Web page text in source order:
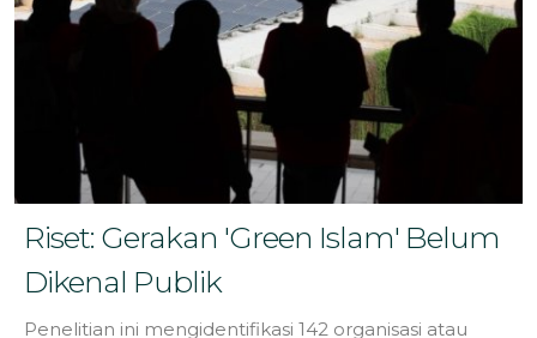
Riset: Gerakan 'Green Islam' Belum
Dikenal Publik
Penelitian ini mengidentifikasi 142 organisasi atau